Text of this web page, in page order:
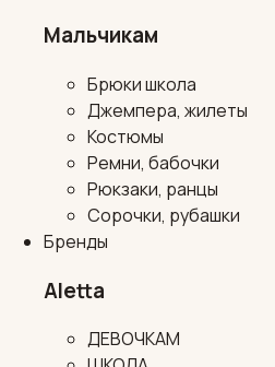
Мальчикам
Брюки школа
Джемпера, жилеты
Костюмы
Ремни, бабочки
Рюкзаки, ранцы
Сорочки, рубашки
Бренды
Aletta
ДЕВОЧКАМ